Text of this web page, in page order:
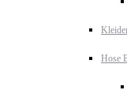
Hose